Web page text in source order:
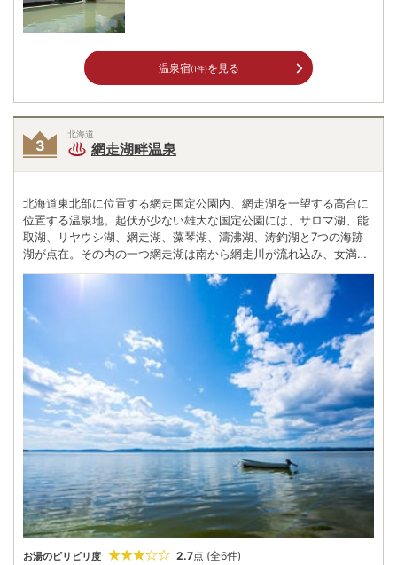
温泉宿(1件)を見る
北海道
網走湖畔温泉
北海道東北部に位置する網走国定公園内、網走湖を一望する高台に
位置する温泉地。起伏が少ない雄大な国定公園には、サロマ湖、能
取湖、リヤウシ湖、網走湖、藻琴湖、濤沸湖、涛釣湖と7つの海跡
湖が点在。その内の一つ網走湖は南から網走川が流れ込み、女満別
川などを集めて北東部から再び網走川としてオホーツク海に流れ出
出し、半島の目の前の湖畔から天都山山麓にかけて近代的なホテル
や旅館が点在して温泉街を形成。 湖畔にそびえる天都山は、展望台
から網走湖や能取湖をはじめオホーツク海や網走の市街地、晴天時
には遠く知床連山や雄阿寒岳、雌阿寒岳などを一望できる名勝地。
お湯のピリピリ度 2.7点 (全6件)